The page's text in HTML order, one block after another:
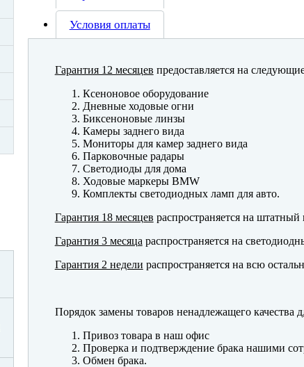
Условия оплаты
Гарантия 12 месяцев предоставляется на
Ксеноновое оборудование
Дневные ходовые огни
Биксеноновые линзы
Камеры заднего вида
Мониторы для камер заднего вида
Парковочные радары
Светодиоды для дома
Ходовые маркеры BMW
Комплекты светодиодных ламп для авто.
Гарантия 18 месяцев распространяется на
Гарантия 3 месяца распространяется на
Гарантия 2 недели распространяется на всю
Порядок замены товаров ненадлежащего качества
Привоз товара в наш офис
Проверка и подтверждение брака нашими
Обмен брака.